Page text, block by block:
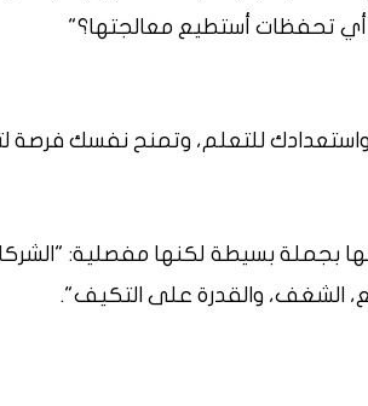
تحفظات أستطيع معالجتها؟"
واستعدادك للتعلم، وتمنح نفسك فرصة
بجملة بسيطة لكنها مفصلية:
الشغف، والقدرة على التكيف".